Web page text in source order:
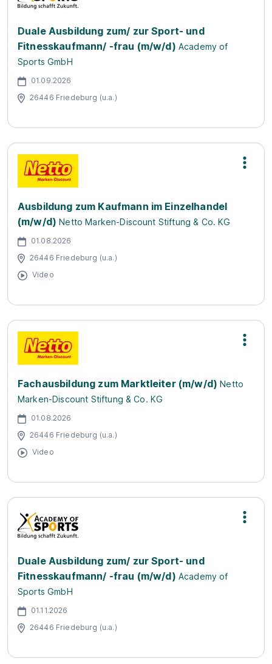
Duale Ausbildung zum/ zur Sport- und
Fitnesskaufmann/ -frau (m/w/d) Academy of
Sports GmbH
01.09.2026
26446 Friedeburg (u.a.)
Ausbildung zum Kaufmann im Einzelhandel
(m/w/d) Netto Marken-Discount Stiftung & Co. KG
01.08.2026
26446 Friedeburg (u.a.)
Video
Fachausbildung zum Marktleiter (m/w/d) Netto
Marken-Discount Stiftung & Co. KG
01.08.2026
26446 Friedeburg (u.a.)
Video
Duale Ausbildung zum/ zur Sport- und
Fitnesskaufmann/ -frau (m/w/d) Academy of
Sports GmbH
01.11.2026
26446 Friedeburg (u.a.)